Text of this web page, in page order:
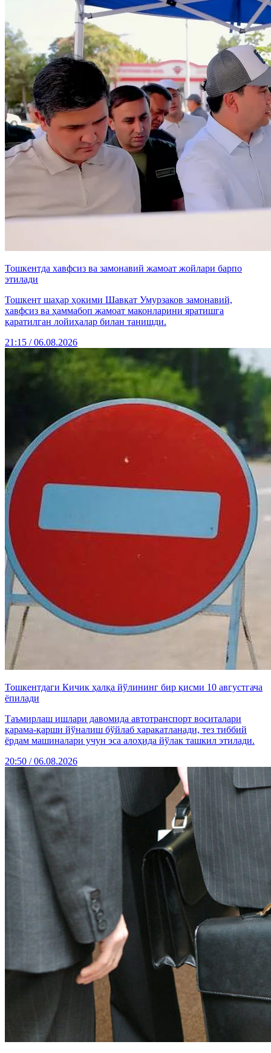
Тошкентда хавфсиз ва замонавий жамоат жойлари барпо
этилади
Тошкент шаҳар ҳокими Шавкат Умурзаков замонавий,
хавфсиз ва ҳаммабоп жамоат маконларини яратишга
қаратилган лойиҳалар билан танишди.
21:15 / 06.08.2026
Тошкентдаги Кичик ҳалқа йўлининг бир қисми 10 августгача
ёпилади
Таъмирлаш ишлари давомида автотранспорт воситалари
қарама-қарши йўналиш бўйлаб ҳаракатланади, тез тиббий
ёрдам машиналари учун эса алоҳида йўлак ташкил этилади.
20:50 / 06.08.2026